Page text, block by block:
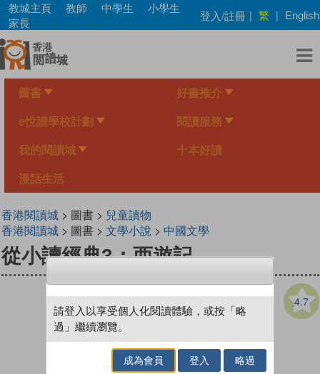
Skip
main
content
教城主頁 教師 中學生
小學生
家長
登入/註冊 | 繁 | English
圖書 好書推介
e悅讀學校計劃 閱讀服務
我的閱讀城 十本好讀
漫話生活
香港閱讀城> 圖書 > 兒童讀物
香港閱讀城> 圖書 > 文學小說 > 中國文學
從小讀經典3：西遊記
4.7
請登入以享受個人化閱讀體驗，或按「略
過」繼續瀏覽。
成為會員 登入 略過